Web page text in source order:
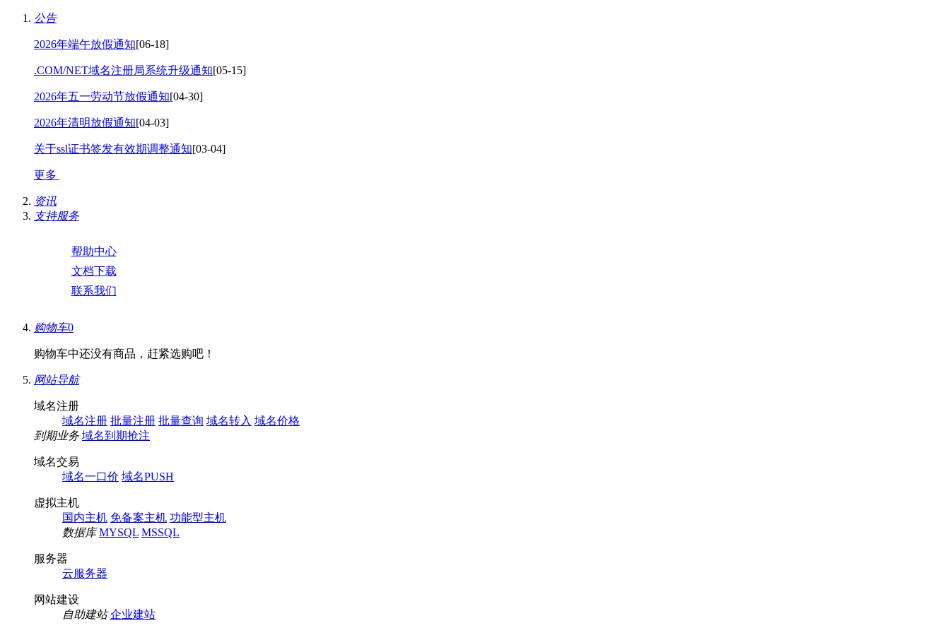
公告
2026年端午放假通知[06-18]
.COM/NET域名注册局系统升级通知[05-15]
2026年五一劳动节放假通知[04-30]
2026年清明放假通知[04-03]
关于ssl证书签发有效期调整通知[03-04]
更多
资讯
支持服务
帮助中心
文档下载
联系我们
购物车0
购物车中还没有商品，赶紧选购吧！
网站导航
域名注册
域名注册 批量注册 批量查询 域名转入 域名价格
到期业务 域名到期抢注
域名交易
域名一口价 域名PUSH
虚拟主机
国内主机 免备案主机 功能型主机
数据库 MYSQL MSSQL
服务器
云服务器
网站建设
自助建站 企业建站